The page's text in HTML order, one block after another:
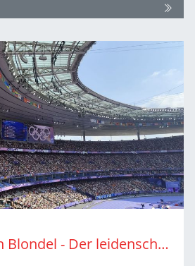
Olympia | Alain Blondel - Der leidenschaftliche Olympiamacher und perfekte Regisseur